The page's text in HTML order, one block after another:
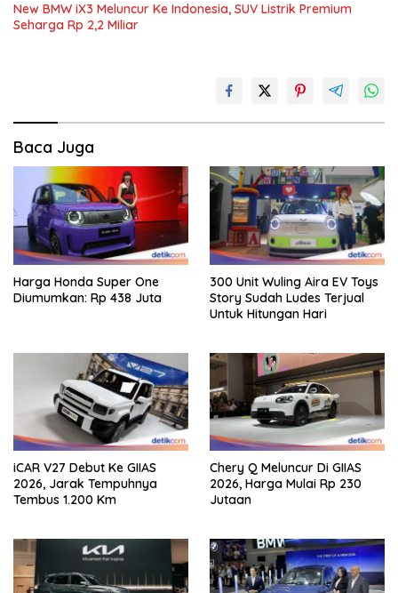
New BMW iX3 Meluncur Ke Indonesia, SUV Listrik Premium
Seharga Rp 2,2 Miliar
Baca Juga
Harga Honda Super One
Diumumkan: Rp 438 Juta
300 Unit Wuling Aira EV Toys
Story Sudah Ludes Terjual
Untuk Hitungan Hari
iCAR V27 Debut Ke GIIAS
2026, Jarak Tempuhnya
Tembus 1.200 Km
Chery Q Meluncur Di GIIAS
2026, Harga Mulai Rp 230
Jutaan